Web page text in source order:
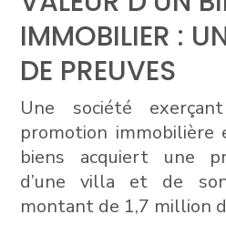
IMMOBILIER :
DE PREUVES
Une société
promotion immobilière
biens acquiert une
d’une villa et de
montant de 1,7 million